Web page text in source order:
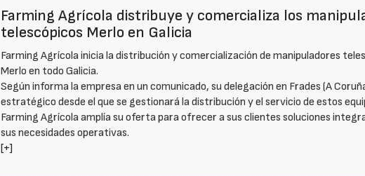
Farming Agrícola distribuye y comercializa los
telescópicos Merlo en Galicia
Farming Agrícola inicia la distribución y comercialización de manipuladores
Merlo en todo Galicia.
Según informa la empresa en un comunicado, su delegación en Frades (A
estratégico desde el que se gestionará la distribución y el servicio de estos
Farming Agrícola amplía su oferta para ofrecer a sus clientes soluciones
sus necesidades operativas.
[+]